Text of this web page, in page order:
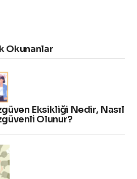
Okunanlar
Eksikliği Nedir, Nasıl
Olunur?